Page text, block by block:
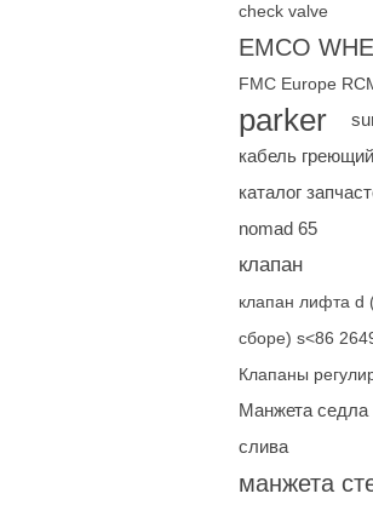
check valve
EMCO
FMC Europe
parker
кабель греющий
каталог
nomad 65
клапан
клапан лифта d
сборе) s<86
Клапаны
Манжета седла
слива
манжета